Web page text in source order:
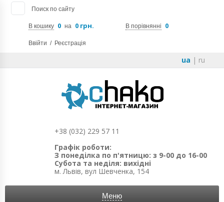
Поиск по сайту
В кошику 0 на 0 грн. В порівнянні 0
Ввійти / Реєстрація
ua | ru
+38 (032) 229 57 11
Графік роботи:
З понеділка по п'ятницю: з 9-00 до 16-00
Субота та неділя: вихідні
м. Львів, вул Шевченка, 154
Меню